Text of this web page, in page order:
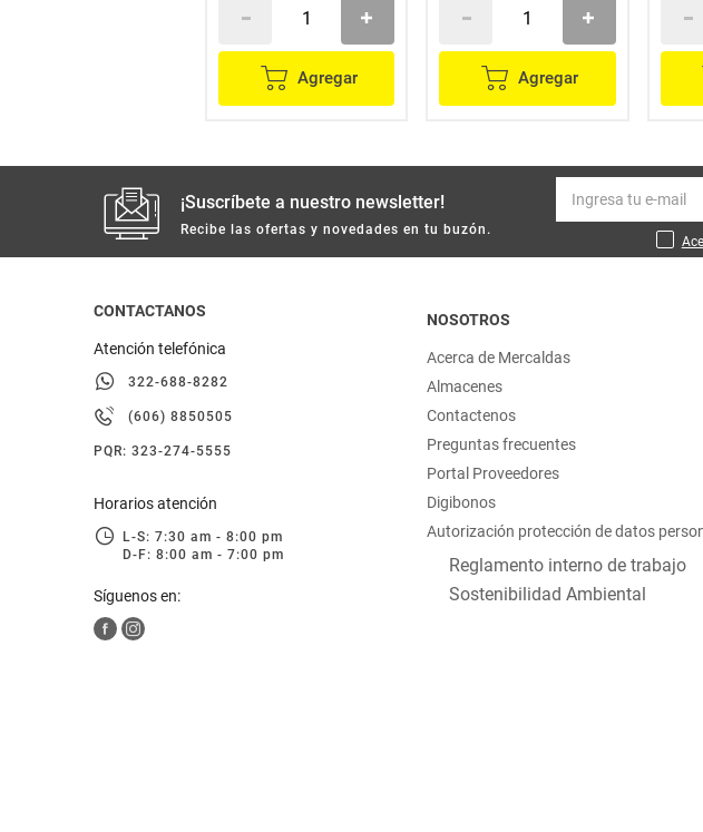
Agregar Agregar
¡Suscríbete a nuestro newsletter!
Recibe las ofertas y novedades en tu buzón.
CONTACTANOS
Atención telefónica
322-688-8282
(606) 8850505
PQR: 323-274-5555
Horarios atención
L-S: 7:30 am - 8:00 pm
D-F: 8:00 am - 7:00 pm
Síguenos en:
NOSOTROS
Acerca de Mercaldas
Almacenes
Contactenos
Preguntas frecuentes
Portal Proveedores
Digibonos
Autorización protección de datos
Reglamento interno de trabajo
Sostenibilidad Ambiental